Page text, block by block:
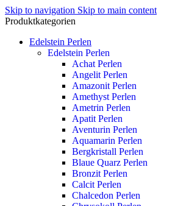
Skip to navigation Skip to main content
Produktkategorien
Edelstein Perlen
Edelstein Perlen
Achat Perlen
Angelit Perlen
Amazonit Perlen
Amethyst Perlen
Ametrin Perlen
Apatit Perlen
Aventurin Perlen
Aquamarin Perlen
Bergkristall Perlen
Blaue Quarz Perlen
Bronzit Perlen
Calcit Perlen
Chalcedon Perlen